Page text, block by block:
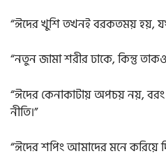
“ঈদের খুশি তখনই বরকতময় হয়,
“নতুন জামা শরীর ঢাকে, কিন্তু
“ঈদের কেনাকাটায় অপচয় নয়,
নীতি।”
“ঈদের শপিং আমাদের মনে করিয়ে